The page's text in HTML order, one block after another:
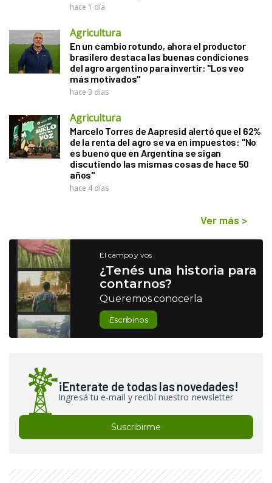
hace 1 día
Agricultura
En un cambio rotundo, ahora el productor
brasilero destaca las buenas condiciones
del agro argentino para invertir: "Los veo
más motivados"
hace 3 días
Agricultura
Marcelo Torres de Aapresid alertó que el 62%
de la renta del agro se va en impuestos: "No
es bueno que en Argentina se sigan
discutiendo las mismas cosas de hace 50
años"
hace 4 días
Ver más >
El campo y vos
¿Tenés una historia para
contarnos?
Queremos conocerla
Escribinos
¡Enterate de todas las novedades!
Ingresá tu e-mail y recibí nuestro newsletter
Suscribirme